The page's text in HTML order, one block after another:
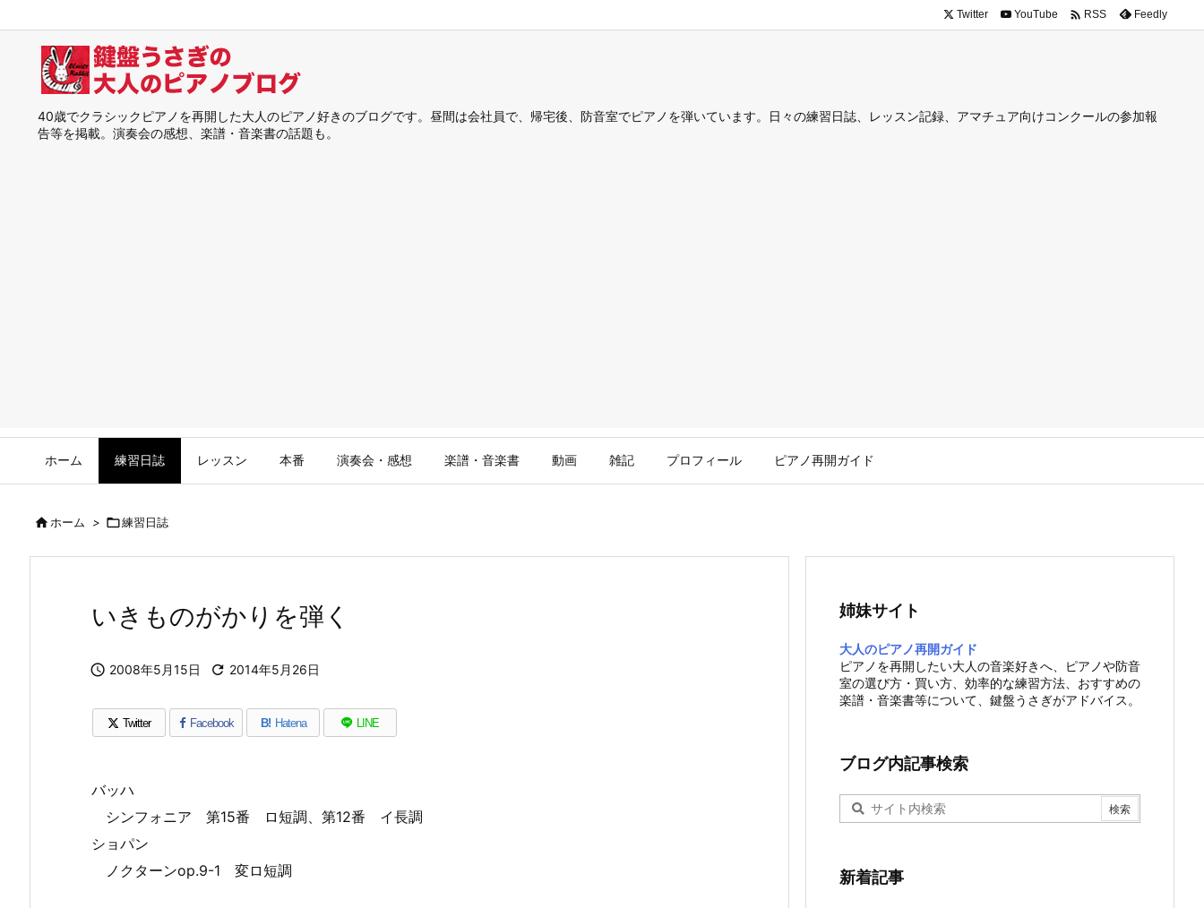
40歳でクラシックピアノを再開した大人のピアノ好きのブログです。昼間は会社員で、帰宅後、防音室でピアノを弾いています。日々の練習日誌、レッスン記録、アマチュア向けコンクールの参加報
告等を掲載。演奏会の感想、楽譜・音楽書の話題も。
ホーム 練習日誌 レッスン 本番 演奏会・感想 楽譜・音楽書 動画 雑記 プロフィール ピアノ再開ガイド
Twitter YouTube  RSS Feedly
ホーム > 練習日誌
いきものがかりを弾く
 2008年5月15日  2014年5月26日
Twitter Facebook B! Hatena LINE
バッハ
シンフォニア 第15番 ロ短調、第12番 イ長調
ショパン
ノクターンop.9-1 変ロ短調
姉妹サイト
大人のピアノ再開ガイド
ピアノを再開したい大人の音楽好きへ、ピアノや防音
室の選び方・買い方、効率的な練習方法、おすすめの
楽譜・音楽書等について、鍵盤うさぎがアドバイス。
ブログ内記事検索
新着記事